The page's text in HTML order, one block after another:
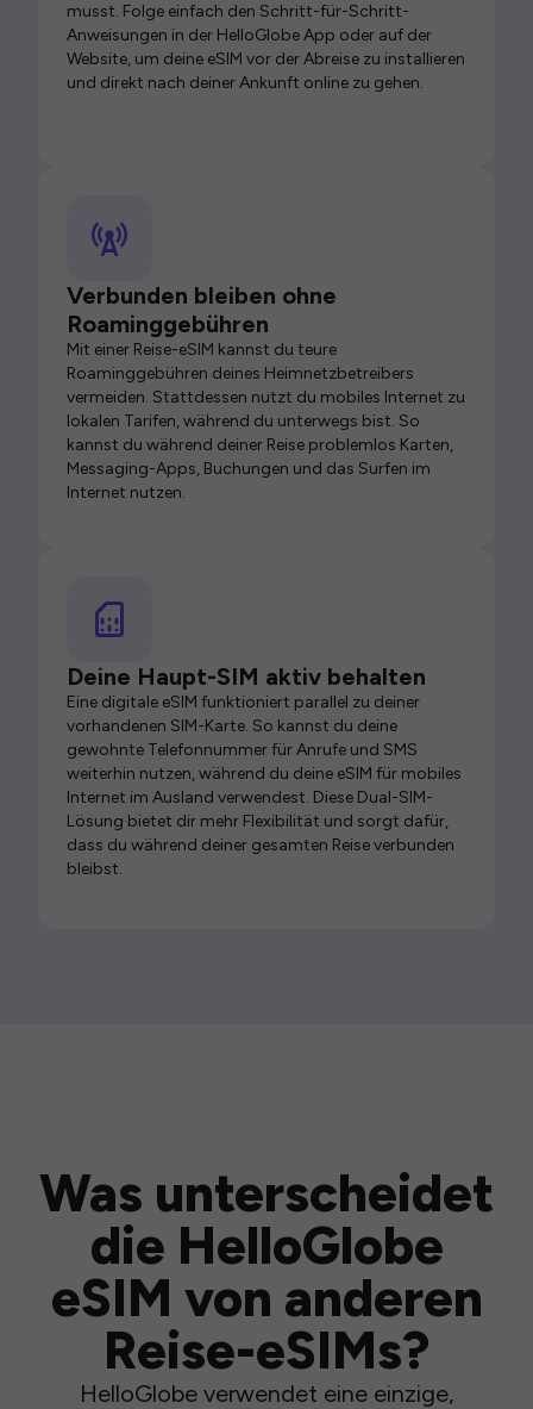
musst. Folge einfach den Schritt-für-Schritt-
Anweisungen in der HelloGlobe App oder auf der
Website, um deine eSIM vor der Abreise zu installieren
und direkt nach deiner Ankunft online zu gehen.
Verbunden bleiben ohne
Roaminggebühren
Mit einer Reise-eSIM kannst du teure
Roaminggebühren deines Heimnetzbetreibers
vermeiden. Stattdessen nutzt du mobiles Internet zu
lokalen Tarifen, während du unterwegs bist. So
kannst du während deiner Reise problemlos Karten,
Messaging-Apps, Buchungen und das Surfen im
Internet nutzen.
Deine Haupt-SIM aktiv behalten
Eine digitale eSIM funktioniert parallel zu deiner
vorhandenen SIM-Karte. So kannst du deine
gewohnte Telefonnummer für Anrufe und SMS
weiterhin nutzen, während du deine eSIM für mobiles
Internet im Ausland verwendest. Diese Dual-SIM-
Lösung bietet dir mehr Flexibilität und sorgt dafür,
dass du während deiner gesamten Reise verbunden
bleibst.
Was unterscheidet
die HelloGlobe
eSIM von anderen
Reise-eSIMs?
HelloGlobe verwendet eine einzige,